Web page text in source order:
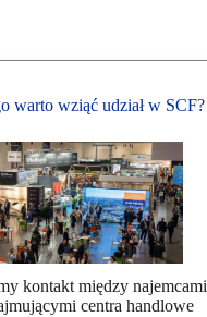
warto wziąć udział w SCF?
kontakt między najemcami
centra handlowe